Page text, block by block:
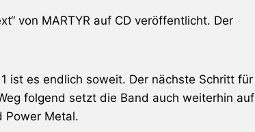
von MARTYR auf CD veröffentlicht. Der
ist es endlich soweit. Der nächste Schritt für
folgend setzt die Band auch weiterhin auf
Power Metal.